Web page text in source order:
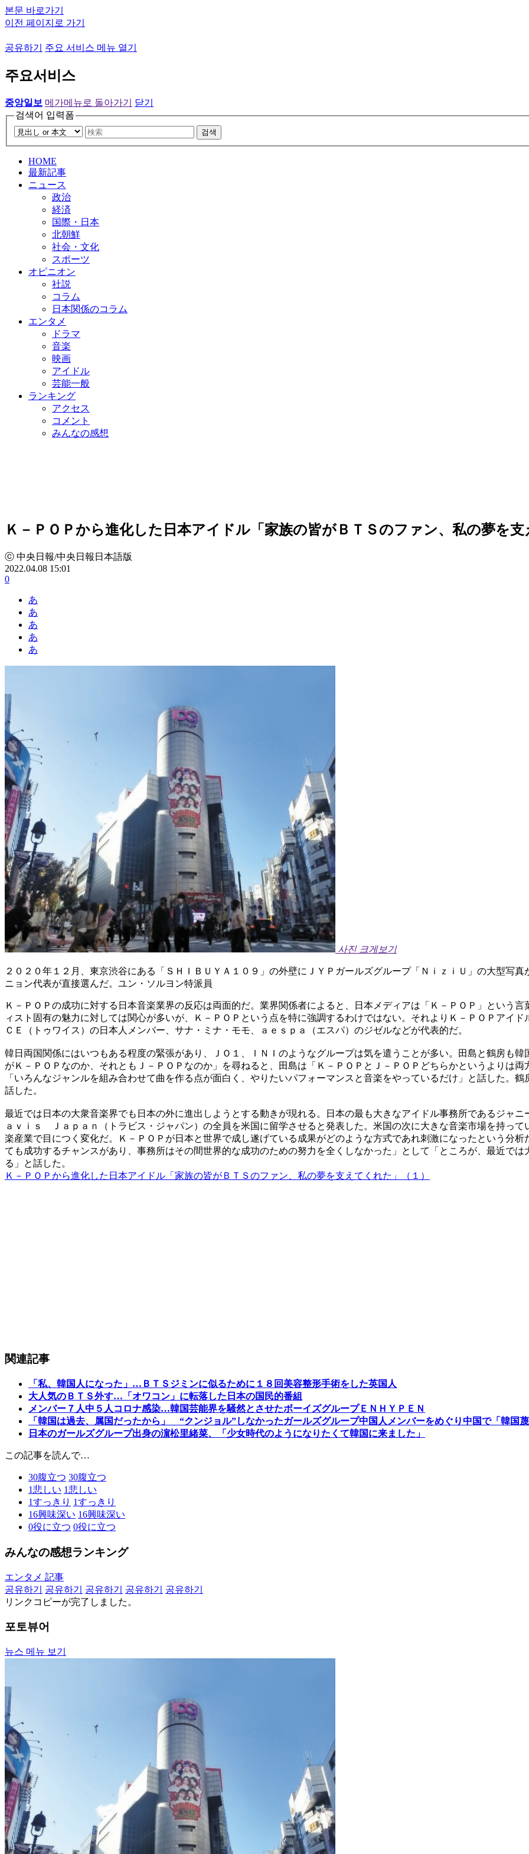
본문 바로가기
이전 페이지로 가기
공유하기 주요 서비스 메뉴 열기
주요서비스
중앙일보 메가메뉴로 돌아가기
닫기
검색어 입력폼
검색
HOME
最新記事
ニュース
政治
経済
国際・日本
北朝鮮
社会・文化
スポーツ
オピニオン
社説
コラム
日本関係のコラム
エンタメ
ドラマ
音楽
映画
アイドル
芸能一般
ランキング
アクセス
コメント
みんなの感想
Ｋ－ＰＯＰから進化した日本アイドル「家族の皆がＢＴＳのファン、私の夢を支
ⓒ 中央日報/中央日報日本語版
2022.04.08 15:01
0
あ
あ
あ
あ
あ
사진 크게보기
２０２０年１２月、東京渋谷にある「ＳＨＩＢＵＹＡ１０９」の外壁にＪＹＰガールズグループ「ＮｉｚｉＵ」の大型写
ニョン代表が直接選んだ。ユン・ソルヨン特派員
Ｋ－ＰＯＰの成功に対する日本音楽業界の反応は両面的だ。業界関係者によると、日本メディアは「Ｋ－ＰＯＰ」という
ィスト固有の魅力に対しては関心が多いが、Ｋ－ＰＯＰという点を特に強調するわけではない。それよりＫ－ＰＯＰアイ
ＣＥ（トゥワイス）の日本人メンバー、サナ・ミナ・モモ、ａｅｓｐａ（エスパ）のジゼルなどが代表的だ。
韓日両国関係にはいつもある程度の緊張があり、ＪＯ１、ＩＮＩのようなグループは気を遣うことが多い。田島と鶴房も
がＫ－ＰＯＰなのか、それともＪ－ＰＯＰなのか」を尋ねると、田島は「Ｋ－ＰＯＰとＪ－ＰＯＰどちらかというよりは
「いろんなジャンルを組み合わせて曲を作る点が面白く、やりたいパフォーマンスと音楽をやっているだけ」と話した。
話した。
最近では日本の大衆音楽界でも日本の外に進出しようとする動きが現れる。日本の最も大きなアイドル事務所であるジャ
ａｖｉｓ Ｊａｐａｎ（トラビス・ジャパン）の全員を米国に留学させると発表した。米国の次に大きな音楽市場を持っ
楽産業で目につく変化だ。Ｋ－ＰＯＰが日本と世界で成し遂げている成果がどのような方式であれ刺激になったという分
ても成功するチャンスがあり、事務所はその間世界的な成功のための努力を全くしなかった」として「ところが、最近で
る」と話した。
Ｋ－ＰＯＰから進化した日本アイドル「家族の皆がＢＴＳのファン、私の夢を支えてくれた」（１）
関連記事
「私、韓国人になった」…ＢＴＳジミンに似るために１８回美容整形手術をした英国人
大人気のＢＴＳ外す…「オワコン」に転落した日本の国民的番組
メンバー７人中５人コロナ感染…韓国芸能界を騒然とさせたボーイズグループＥＮＨＹＰＥＮ
「韓国は過去、属国だったから」 “クンジョル”しなかったガールズグループ中国人メンバーをめぐり中国で「韓国
日本のガールズグループ出身の濵松里緒菜、「少女時代のようになりたくて韓国に来ました」
この記事を読んで…
30腹立つ 30腹立つ
1悲しい 1悲しい
1すっきり 1すっきり
16興味深い 16興味深い
0役に立つ 0役に立つ
みんなの感想ランキング
エンタメ 記事
공유하기
공유하기 공유하기 공유하기
공유하기
リンクコピーが完了しました。
포토뷰어
뉴스 메뉴 보기